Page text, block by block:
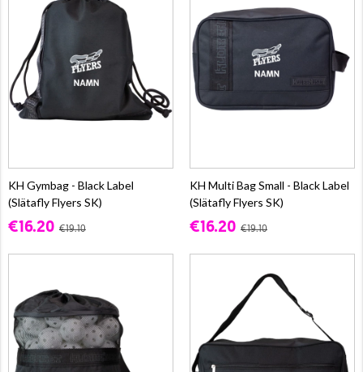
KH Gymbag - Black Label
(Slätafly Flyers SK)
€16.20 €19.10
KH Multi Bag Small - Black Label
(Slätafly Flyers SK)
€16.20 €19.10